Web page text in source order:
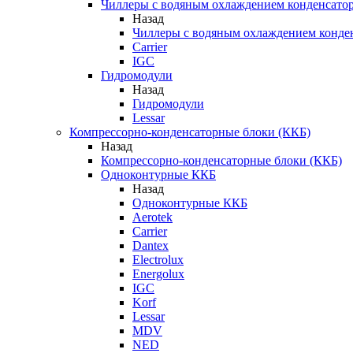
Чиллеры с водяным охлаждением
Назад
Чиллеры с водяным охлаждением
Carrier
IGC
Гидромодули
Назад
Гидромодули
Lessar
Компрессорно-конденсаторные блоки (ККБ)
Назад
Компрессорно-конденсаторные блоки (ККБ)
Одноконтурные ККБ
Назад
Одноконтурные ККБ
Aerotek
Carrier
Dantex
Electrolux
Energolux
IGC
Korf
Lessar
MDV
NED